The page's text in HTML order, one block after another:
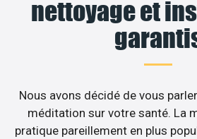
nettoyage et
Nous avons décidé de vous
méditation sur votre santé. La
pratique pareillement en plus